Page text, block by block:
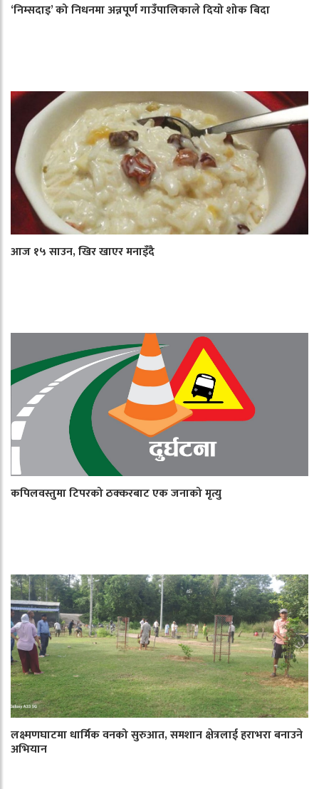
‘निम्सदाइ’ को निधनमा अन्नपूर्ण गाउँपालिकाले दियो शोक बिदा
आज १५ साउन, खिर खाएर मनाइँदै
कपिलवस्तुमा टिपरको ठक्करबाट एक जनाको मृत्यु
लक्ष्मणघाटमा धार्मिक वनको सुरुआत, समशान क्षेत्रलाई हराभरा बनाउने
अभियान